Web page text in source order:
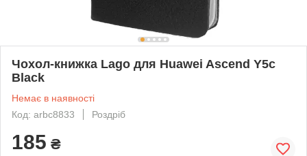
Чохол-книжка Lago для Huawei Ascend Y5c
Black
Немає в наявності
Код: arbc8833
Роздріб
185 ₴